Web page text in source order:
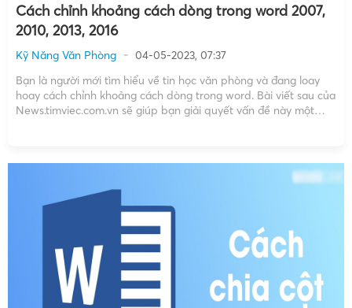
Cách chỉnh khoảng cách dòng trong word 2007,
2010, 2013, 2016
Kỹ Năng Văn Phòng
04-05-2023, 07:37
Bạn là người mới tìm hiểu về tin học văn phòng và đang loay
hoay cách chỉnh khoảng cách dòng trong word. Bài viết sau của
News.timviec.com.vn sẽ giúp bạn giải quyết vấn đề này một